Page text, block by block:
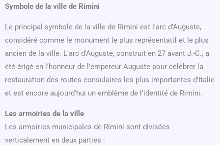
Symbole de la ville de Rimini
Le principal symbole de la ville de Rimini est l'arc d'Auguste,
considéré comme le monument le plus représentatif et le plus
ancien de la ville. L'arc d'Auguste, construit en 27 avant J.-C., a
été érigé en l'honneur de l'empereur Auguste pour célébrer la
restauration des routes consulaires les plus importantes d'Italie
et est encore aujourd'hui un emblème de l'identité de Rimini.
Les armoiries de la ville
Les armoiries municipales de Rimini sont divisées
verticalement en deux parties :